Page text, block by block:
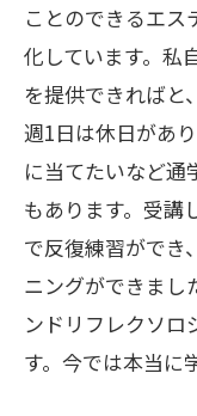
ことのできるエ
化しています。私
を提供できればと
週1日は休日があ
に当てたいなど通
もあります。受講
で反復練習ができ
ニングができまし
ンドリフレクソロ
す。今では本当に